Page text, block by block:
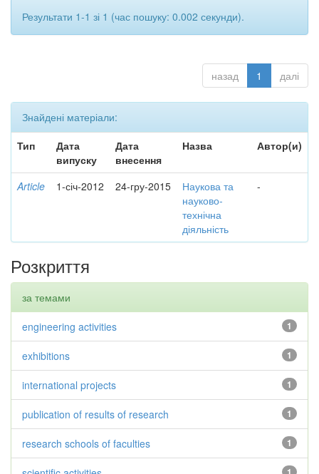
Результати 1-1 зі 1 (час пошуку: 0.002 секунди).
назад 1 далі
Знайдені матеріали:
Тип
Дата
випуску
Дата
внесення
Назва Автор(и)
Article 1-січ-2012 24-гру-2015
Наукова та
науково-
технічна
діяльність
-
Розкриття
за темами
1
engineering activities
1
exhibitions
1
international projects
1
publication of results of research
1
research schools of faculties